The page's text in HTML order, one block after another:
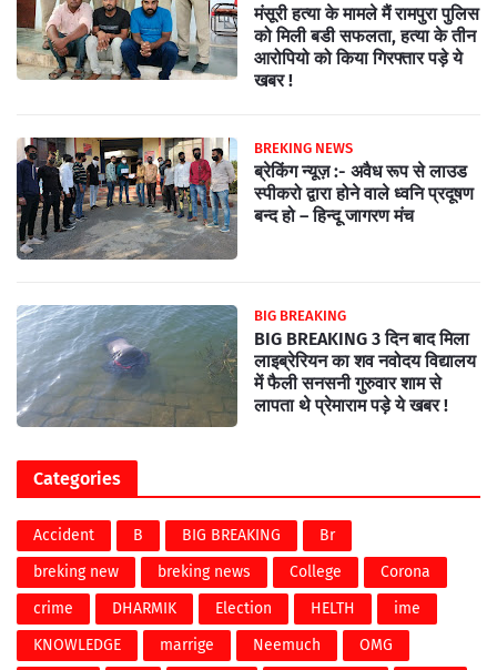
मंसूरी हत्या के मामले मैं रामपुरा पुलिस
को मिली बडी सफलता, हत्या के तीन
आरोपियो को किया गिरफ्तार पड़े ये
खबर !
BREKING NEWS
ब्रेकिंग न्यूज़ :- अवैध रूप से लाउड
स्पीकरो द्वारा होने वाले ध्वनि प्रदूषण
बन्द हो – हिन्दू जागरण मंच
BIG BREAKING
BIG BREAKING 3 दिन बाद मिला
लाइब्रेरियन का शव नवोदय विद्यालय
में फैली सनसनी गुरुवार शाम से
लापता थे प्रेमाराम पड़े ये खबर !
Categories
Accident B BIG BREAKING
Br
breking new
breking news College
Corona
crime
DHARMIK Election HELTH
ime
KNOWLEDGE
marrige Neemuch
OMG